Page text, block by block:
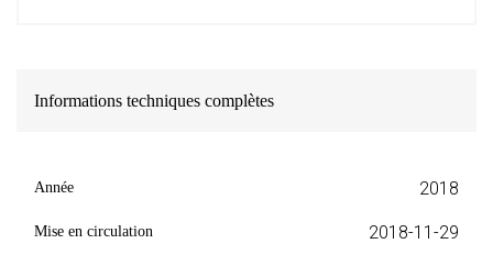
Informations techniques complètes
Année 2018
Mise en circulation 2018-11-29